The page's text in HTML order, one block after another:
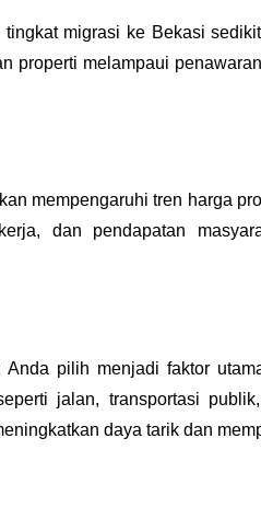
migrasi ke Bekasi
properti melampaui
mempengaruhi tren harga
dan pendapatan
pilih menjadi faktor
jalan, transportasi
daya tarik dan